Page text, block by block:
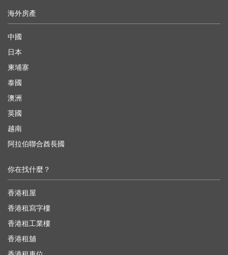
海外房產
中國
日本
柬埔寨
泰國
澳洲
英國
越南
阿拉伯聯合酋長國
你在找什麼？
香港租屋
香港租寫字樓
香港租工業樓
香港租舖